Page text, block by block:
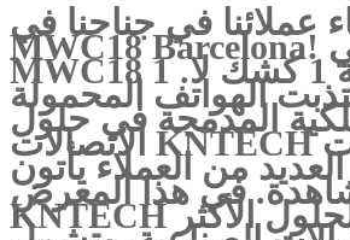
عملائنا في جناحنا في
MWC18 Barcelona! في #
MWC18 قاعة 1 كشك لا. 1C35.
الهواتف المحمولة
المدمجة في حلول
الاتصالات KNTECH في حالات
من العملاء يأتون
في هذا المعرض
KNTECH هو مزود الحلول الأكثر